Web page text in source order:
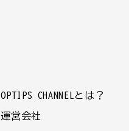
OPTIPS CHANNELとは？
運営会社